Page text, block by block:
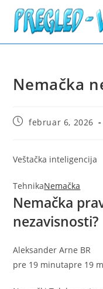
content
Nemačka
Postfebruar 6, 2026
Veštačka inteligencija
TehnikaNemačka
Nemačka
nezavisnosti?
Aleksander Arne BR
pre 19 minutapre 19